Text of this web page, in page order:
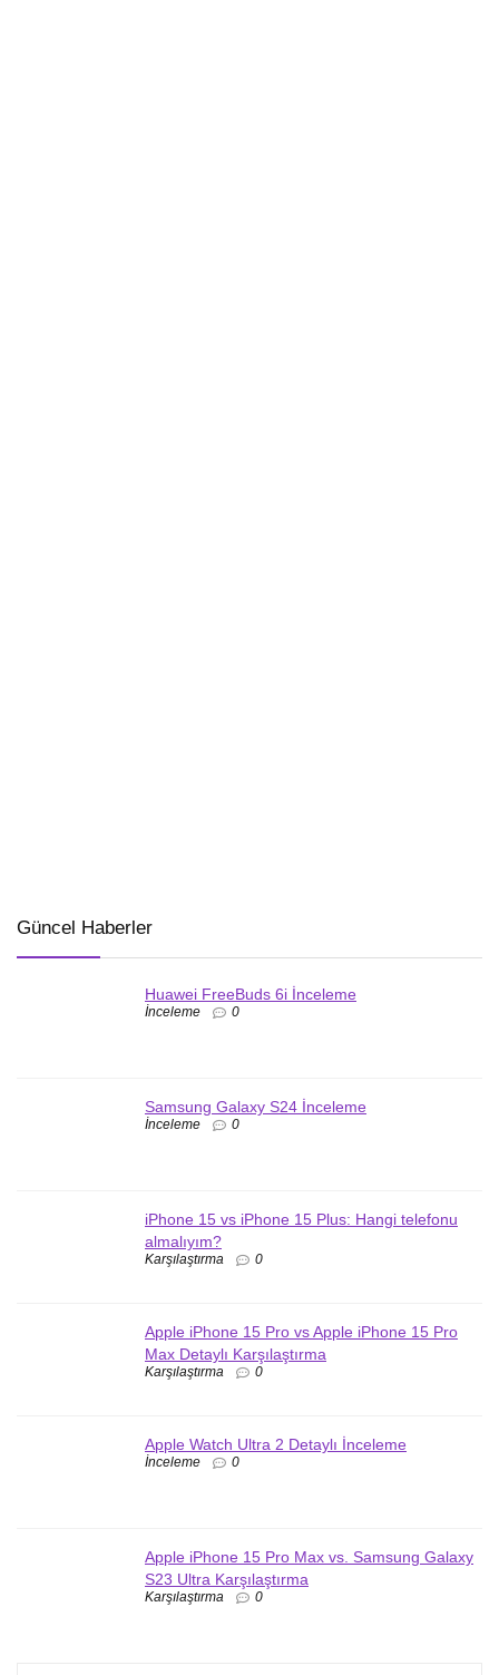
Güncel Haberler
Huawei FreeBuds 6i İnceleme
İnceleme 0
Samsung Galaxy S24 İnceleme
İnceleme 0
iPhone 15 vs iPhone 15 Plus: Hangi telefonu
almalıyım?
Karşılaştırma 0
Apple iPhone 15 Pro vs Apple iPhone 15 Pro
Max Detaylı Karşılaştırma
Karşılaştırma 0
Apple Watch Ultra 2 Detaylı İnceleme
İnceleme 0
Apple iPhone 15 Pro Max vs. Samsung Galaxy
S23 Ultra Karşılaştırma
Karşılaştırma 0